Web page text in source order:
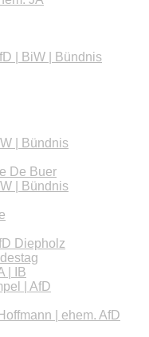
| BiW | Bündnis
| Bündnis
De Buer
| Bündnis
Diepholz
| IB
| AfD
| ehem. AfD